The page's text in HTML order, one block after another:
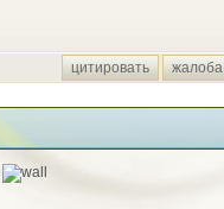
цитировать жалоба